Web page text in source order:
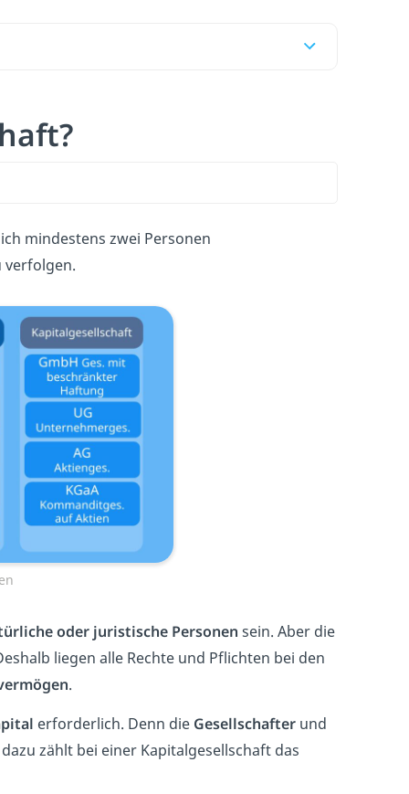
mindestens zwei Personen
oder juristische Personen sein. Aber die
liegen alle Rechte und Pflichten bei den
.
erforderlich. Denn die Gesellschafterund
zählt bei einer Kapitalgesellschaft das